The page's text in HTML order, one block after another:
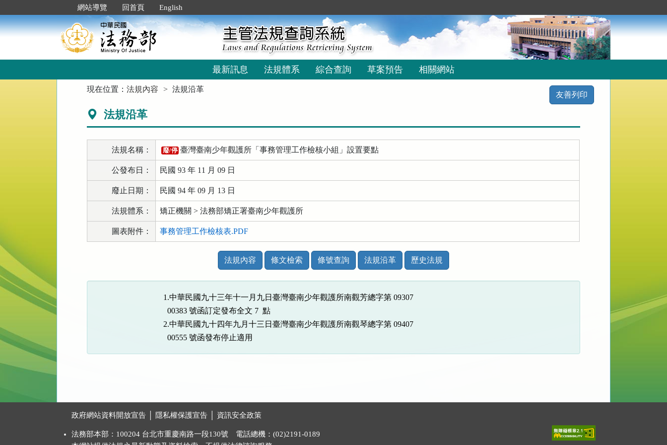
到
主
要
網站導覽 回首頁 English
最新訊息 法規體系 綜合查詢 草案預告 相關網站
現在位置：法規內容 法規沿革
友善列印
法規沿革
法規名稱： 廢/停 臺灣臺南少年觀護所「事務管理工作檢核小組」設置要點
公發布日： 民國 93 年 11 月 09 日
廢止日期： 民國 94 年 09 月 13 日
法規體系： 矯正機關 > 法務部矯正署臺南少年觀護所
圖表附件： 事務管理工作檢核表.PDF
功
法規內容 條文檢索 條號查詢 法規沿革 歷史法規
1.中華民國九十三年十一月九日臺灣臺南少年觀護所南觀芳總字第 09307
  00383 號函訂定發布全文 7  點
2.中華民國九十四年九月十三日臺灣臺南少年觀護所南觀琴總字第 09407
  00555 號函發布停止適用
政府網站資料開放宣告 隱私權保護宣告 資訊安全政策
法務部本部：100204 台北市重慶南路一段130號 電話總機：(02)2191-0189